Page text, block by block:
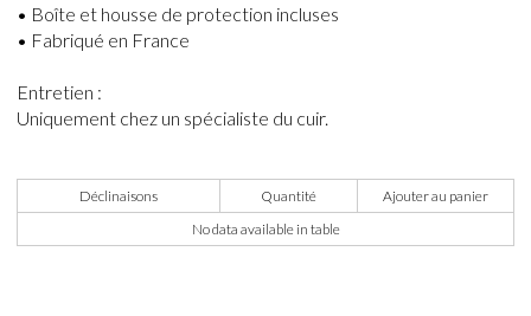
• Boîte et housse de protection incluses
• Fabriqué en France
Entretien :
Uniquement chez un spécialiste du cuir.
Déclinaisons Quantité
Ajouter au panier
No data available in table